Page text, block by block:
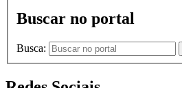
Buscar no portal
Busca: